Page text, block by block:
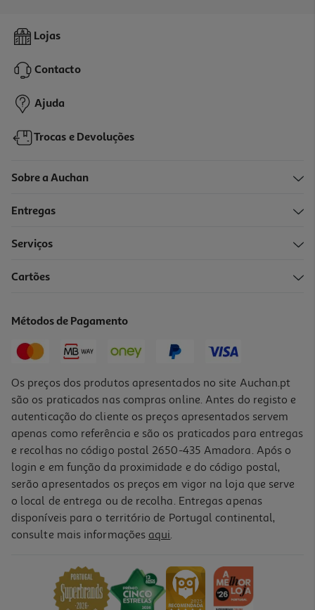
Lojas
Contacto
Ajuda
Trocas e Devoluções
Sobre a Auchan
Entregas
Serviços
Cartões
Métodos de Pagamento
Os preços dos produtos apresentados no site Auchan.pt
são os praticados nas compras online. Antes do registo e
autenticação do cliente os preços apresentados servem
apenas como referência e são os praticados para entregas
e recolhas no código postal 2650-435 Amadora. Após o
login e em função da proximidade e do código postal,
serão apresentados os preços em vigor na loja que serve
o local de entrega ou de recolha. Entregas apenas
disponíveis para o território de Portugal continental,
consulte mais informações aqui.